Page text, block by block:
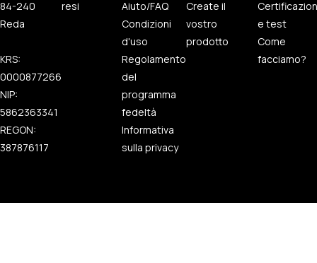
84-240
Reda
KRS:
0000877266
NIP:
5862363341
REGON:
387876117
resi
Aiuto/FAQ
Condizioni
d'uso
Regolamento
del
programma
fedeltà
Informativa
sulla privacy
Create il
vostro
prodotto
e test
Come
facciamo?